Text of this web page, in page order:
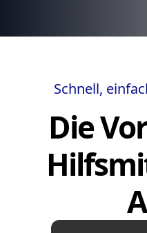
Schnell,
Die